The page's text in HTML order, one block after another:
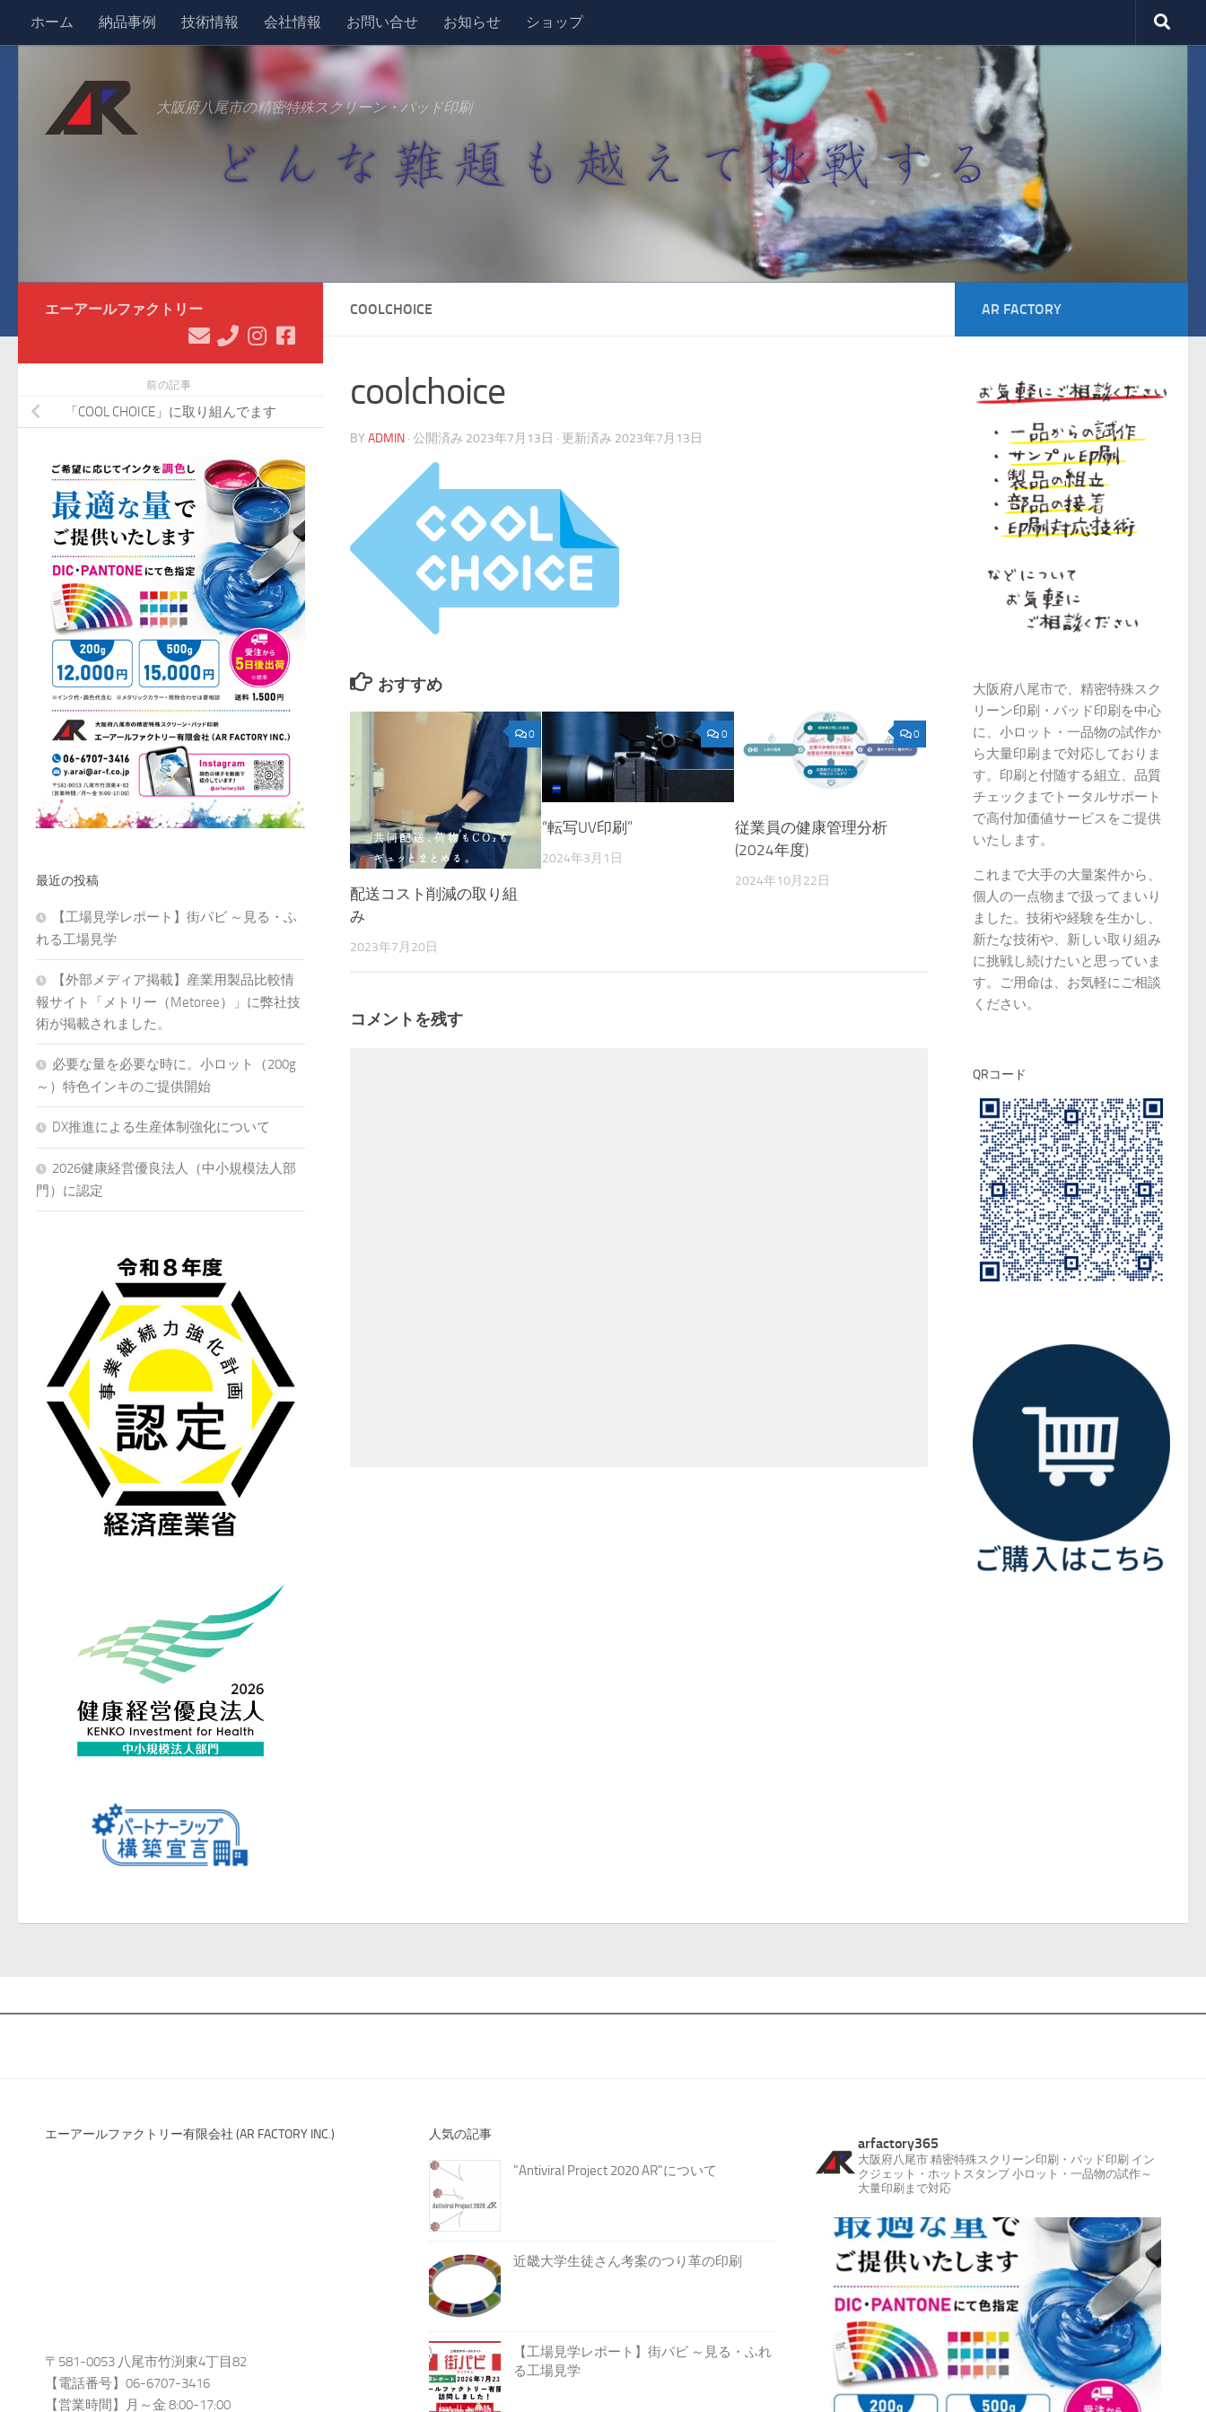
コンテンツへスキップ
ホーム 納品事例 技術情報 会社情報 お問い合せ お知らせ ショップ
大阪府八尾市の精密特殊スクリーン・パッド印刷
COOLCHOICE
coolchoice
BY ADMIN · 公開済み 2023年7月13日 · 更新済み 2023年7月13日
おすすめ
0
配送コスト削減の取り組
み
2023年7月20日
0
“転写UV印刷”
2024年3月1日
0
従業員の健康管理分析
(2024年度)
2024年10月22日
コメントを残す
エーアールファクトリー
前の記事
「COOL CHOICE」に取り組んでます
最近の投稿
【工場見学レポート】街パビ ～見る・ふ
れる工場見学
【外部メディア掲載】産業用製品比較情
報サイト「メトリー（Metoree）」に弊社技
術が掲載されました。
必要な量を必要な時に。小ロット（200g
～）特色インキのご提供開始
DX推進による生産体制強化について
2026健康経営優良法人（中小規模法人部
門）に認定
AR FACTORY
大阪府八尾市で、精密特殊スク
リーン印刷・パッド印刷を中心
に、小ロット・一品物の試作か
ら大量印刷まで対応しておりま
す。印刷と付随する組立、品質
チェックまでトータルサポート
で高付加価値サービスをご提供
いたします。
これまで大手の大量案件から、
個人の一点物まで扱ってまいり
ました。技術や経験を生かし、
新たな技術や、新しい取り組み
に挑戦し続けたいと思っていま
す。ご用命は、お気軽にご相談
ください。
QRコード
エーアールファクトリー有限会社 (AR FACTORY INC.)
〒581-0053 八尾市竹渕東4丁目82
【電話番号】06-6707-3416
【営業時間】月～金 8:00-17:00
人気の記事
"Antiviral Project 2020 AR"について
近畿大学生徒さん考案のつり革の印刷
【工場見学レポート】街パビ ～見る・ふれ
る工場見学
arfactory365
大阪府八尾市精密特殊スクリーン印刷・パッド印刷 イン
クジェット・ホットスタンプ小ロット・一品物の試作～
大量印刷まで対応